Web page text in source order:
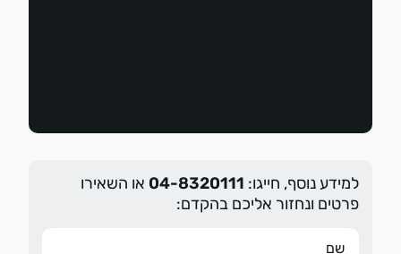
למידע נוסף, חייגו: 04-8320111 או השאירו
פרטים ונחזור אליכם בהקדם: